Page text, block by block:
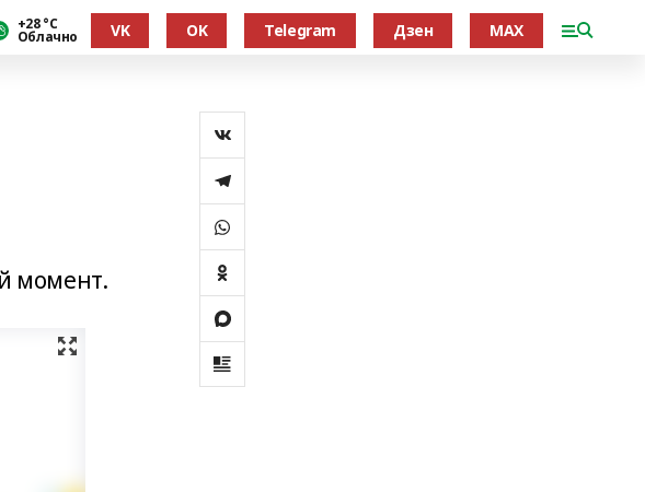
+28 °С
Облачно VK OK Telegram Дзен MAX
момент.